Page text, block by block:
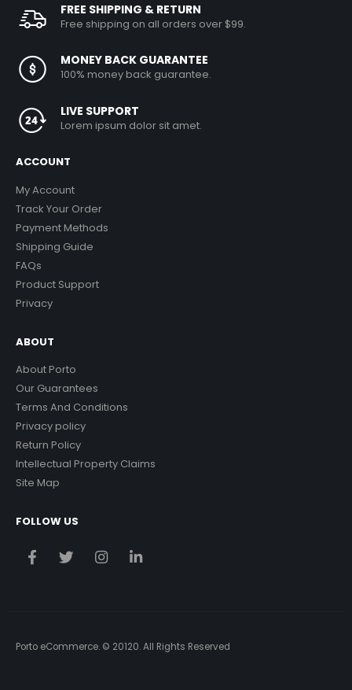
FREE SHIPPING & RETURN
Free shipping on all orders over $99.
MONEY BACK GUARANTEE
100% money back guarantee.
LIVE SUPPORT
Lorem ipsum dolor sit amet.
ACCOUNT
My Account
Track Your Order
Payment Methods
Shipping Guide
FAQs
Product Support
Privacy
ABOUT
About Porto
Our Guarantees
Terms And Conditions
Privacy policy
Return Policy
Intellectual Property Claims
Site Map
FOLLOW US
Porto eCommerce. © 20120. All Rights Reserved